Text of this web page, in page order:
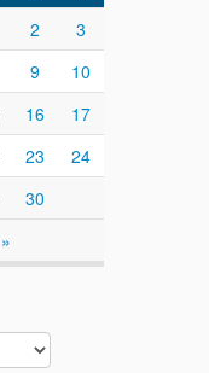
2
3
9
10
16
17
23
24
30